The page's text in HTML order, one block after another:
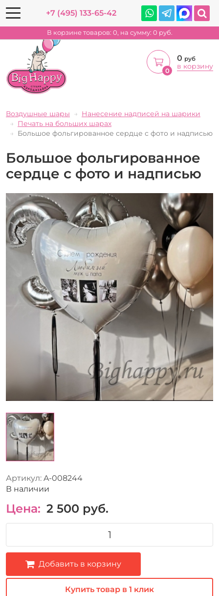
+7 (495) 133-65-42
В корзине товаров: 0, на сумму: 0 руб.
0
0 руб
в корзину
Воздушные шары
Нанесение надписей на шарики
Печать на больших шарах
Большое фольгированное сердце с фото и надписью
Большое фольгированное
сердце с фото и надписью
Артикул: A-008244
В наличии
Цена: 2 500 руб.
Добавить в корзину
Купить товар в 1 клик